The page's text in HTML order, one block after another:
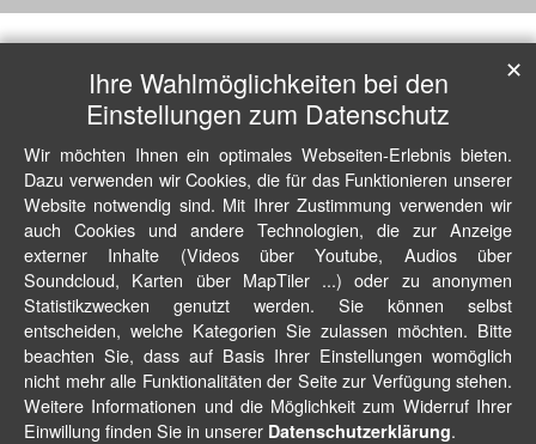
Ihre Wahlmöglichkeiten bei den
Einstellungen zum Datenschutz
Wir möchten Ihnen ein optimales Webseiten-Erlebnis bieten.
Dazu verwenden wir Cookies, die für das Funktionieren unserer
Website notwendig sind. Mit Ihrer Zustimmung verwenden wir
auch Cookies und andere Technologien, die zur Anzeige
externer Inhalte (Videos über Youtube, Audios über
Soundcloud, Karten über MapTiler ...) oder zu anonymen
Statistikzwecken genutzt werden. Sie können selbst
entscheiden, welche Kategorien Sie zulassen möchten. Bitte
beachten Sie, dass auf Basis Ihrer Einstellungen womöglich
nicht mehr alle Funktionalitäten der Seite zur Verfügung stehen.
Weitere Informationen und die Möglichkeit zum Widerruf Ihrer
Einwillung finden Sie in unserer Datenschutzerklärung.
✕